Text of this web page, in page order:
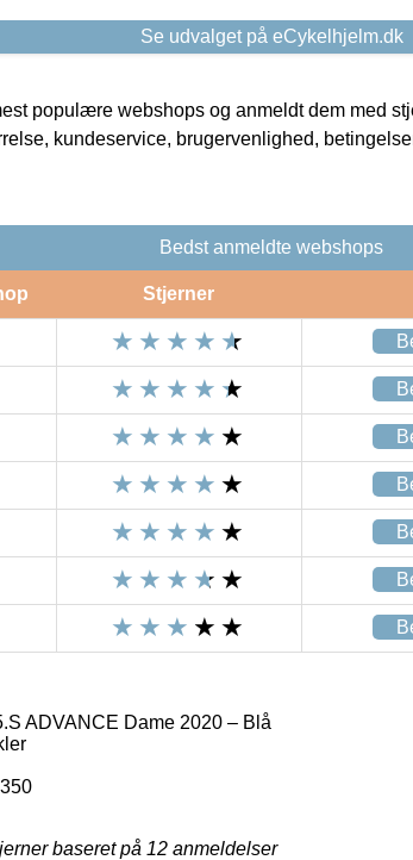
Se udvalget på eCykelhjelm.dk
populære webshops og anmeldt dem med
kundeservice, brugervenlighed,
Bedst anmeldte webshops
Stjerner
ADVANCE Dame 2020 – Blå
baseret på 12 anmeldelser